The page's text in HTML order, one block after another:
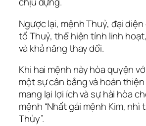
Ngược lại, mệnh Thuỷ, đại
tố Thuỷ, thể hiện tính linh
và khả năng thay đổi.
Khi hai mệnh này hòa quyện
một sự cân bằng và hoàn
mang lại lợi ích và sự hài hòa
mệnh “Nhất gái mệnh Kim, nhì
Thủy”.